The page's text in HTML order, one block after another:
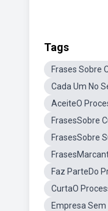
Tags
Frases Sobre
Cada Um No
AceiteO
FrasesSobre
FrasesSobre
Faz ParteDo
CurtaO
Empresa Sem